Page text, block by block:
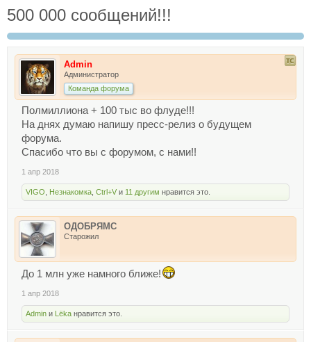
500 000 сообщений!!!
Admin
Администратор
Команда форума
Полмиллиона + 100 тыс во флуде!!!
На днях думаю напишу пресс-релиз о будущем
форума.
Спасибо что вы с форумом, с нами!!
1 апр 2018
VIGO Незнакомка Ctrl+V и 11 другим нравится это.
ОДОБРЯМС
Старожил
До 1 млн уже намного ближе!
1 апр 2018
Admin и Lёka нравится это.